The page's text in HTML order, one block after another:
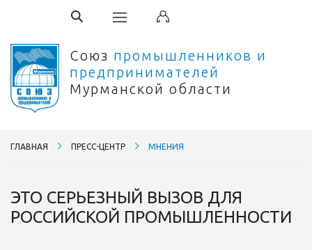
Союз промышленников и
предпринимателей
Мурманской области
ГЛАВНАЯ ПРЕСС-ЦЕНТР МНЕНИЯ
ЭТО СЕРЬЕЗНЫЙ ВЫЗОВ ДЛЯ
РОССИЙСКОЙ ПРОМЫШЛЕННОСТИ